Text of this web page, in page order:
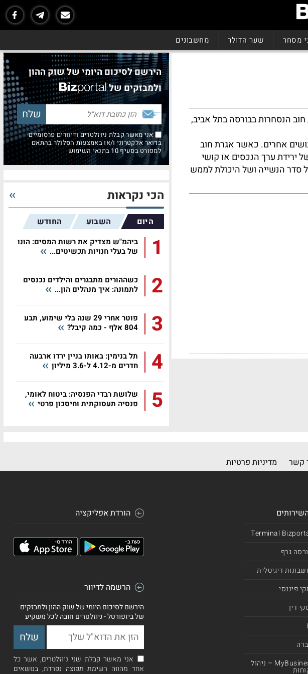
מסחר שער הדולר מחשבונים
הנסחרות בבורסה בתל אביב,
נושים אחרים. כאשר אגרת חוב
ירידת ערך הנכסים או קושי
סדר הנשייה ושל היכולת לממש
הירשם לסיכום היומי של שוק ההון
ולמבזקים של
אני מאשר קבלת ניוזלטרים ודיוורים פרסומיים
בדואר אלקטרוני ו/או באמצעות הסלולר בהתאם
למפורט בסעיף 10 בתנאי השימוש
הכי נקראות
היום השבוע החודש
1
ביהמ"ש מצדיק את רשות המסים: הונו
של בעלי חנויות תכשיטים...
2
כשההורים מתבגרים והילדים נכנסים
לתמונה: איך מנהלים הון...
3
פוטר אחרי 29 שנה בלי שימוע, תבע
804 אלף - כמה קיבל?
4
תל בנימין: באותו בניין ירדו ארבעה
חדרים מ-4.12 ל-3.6 מיליון
5
שלושת רבדי הפנסיה: ביטוח לאומי,
פנסיה תעסוקתית וחיסכון פרטי
קשר מדיניות פרטיות
גרף
דיגיטלית
פיננסי
דין
MyBusiness CRM – ניהול
הורדת אפליקציה
הרשמה לדיוור
הירשם לסיכום היומי של שוק ההון ולמבזקים
של ביזפורטל - ניוזלטרים חובה לכל משקיע
אני מאשר קבלת שני ניוזלטרים, אשר כל
אחד מהווה רשימת תפוצה נפרדת, בנושאים